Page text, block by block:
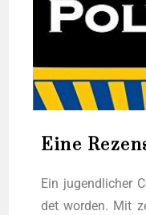
Eine
Ein jugend­li­cher
det wor­den. Mit